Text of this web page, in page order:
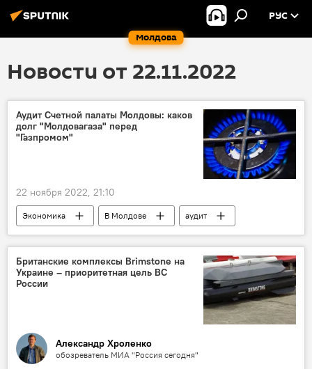
Молдова
РУС
Новости от 22.11.2022
Аудит Счетной палаты Молдовы: каков
долг "Молдовагаза" перед
"Газпромом"
22 ноября 2022, 21:10
Экономика В Молдове
аудит
Молдовагаз
долг
Счетная палата
Британские комплексы Brimstone на
Украине – приоритетная цель ВС
России
Александр Хроленко
обозреватель МИА "Россия сегодня"